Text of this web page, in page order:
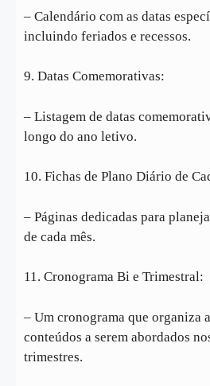
– Calendário com as datas
incluindo feriados e recessos.
9. Datas Comemorativas:
– Listagem de datas
longo do ano letivo.
10. Fichas de Plano Diário de
– Páginas dedicadas para
de cada mês.
11. Cronograma Bi e Trimestral:
– Um cronograma que organiza
conteúdos a serem abordados
trimestres.